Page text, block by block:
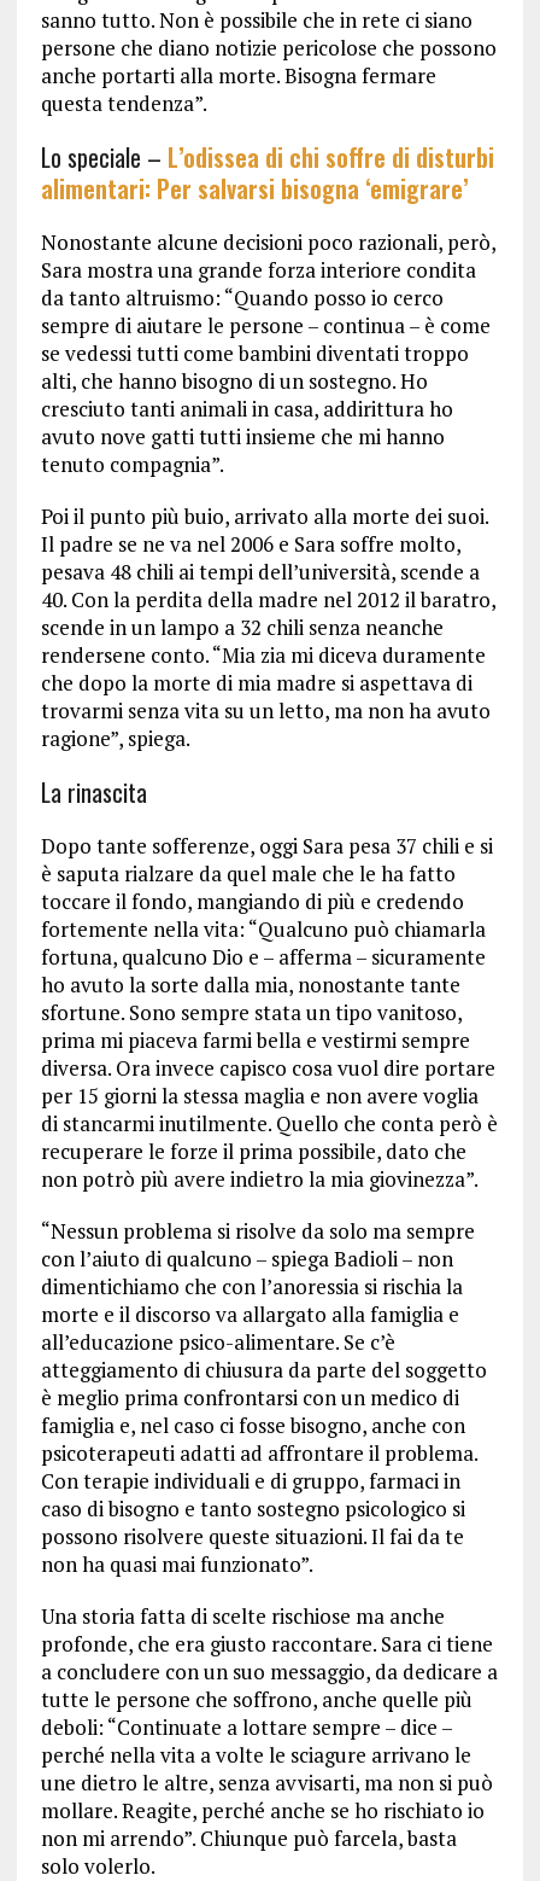
sanno tutto. Non è possibile che in rete ci siano
persone che diano notizie pericolose che possono
anche portarti alla morte. Bisogna fermare
questa tendenza”.
Lo speciale – L’odissea di chi soffre di disturbi
alimentari: Per salvarsi bisogna ‘emigrare’
Nonostante alcune decisioni poco razionali, però,
Sara mostra una grande forza interiore condita
da tanto altruismo: “Quando posso io cerco
sempre di aiutare le persone – continua – è come
se vedessi tutti come bambini diventati troppo
alti, che hanno bisogno di un sostegno. Ho
cresciuto tanti animali in casa, addirittura ho
avuto nove gatti tutti insieme che mi hanno
tenuto compagnia”.
Poi il punto più buio, arrivato alla morte dei suoi.
Il padre se ne va nel 2006 e Sara soffre molto,
pesava 48 chili ai tempi dell’università, scende a
40. Con la perdita della madre nel 2012 il baratro,
scende in un lampo a 32 chili senza neanche
rendersene conto. “Mia zia mi diceva duramente
che dopo la morte di mia madre si aspettava di
trovarmi senza vita su un letto, ma non ha avuto
ragione”, spiega.
La rinascita
Dopo tante sofferenze, oggi Sara pesa 37 chili e si
è saputa rialzare da quel male che le ha fatto
toccare il fondo, mangiando di più e credendo
fortemente nella vita: “Qualcuno può chiamarla
fortuna, qualcuno Dio e – afferma – sicuramente
ho avuto la sorte dalla mia, nonostante tante
sfortune. Sono sempre stata un tipo vanitoso,
prima mi piaceva farmi bella e vestirmi sempre
diversa. Ora invece capisco cosa vuol dire portare
per 15 giorni la stessa maglia e non avere voglia
di stancarmi inutilmente. Quello che conta però è
recuperare le forze il prima possibile, dato che
non potrò più avere indietro la mia giovinezza”.
“Nessun problema si risolve da solo ma sempre
con l’aiuto di qualcuno – spiega Badioli – non
dimentichiamo che con l’anoressia si rischia la
morte e il discorso va allargato alla famiglia e
all’educazione psico-alimentare. Se c’è
atteggiamento di chiusura da parte del soggetto
è meglio prima confrontarsi con un medico di
famiglia e, nel caso ci fosse bisogno, anche con
psicoterapeuti adatti ad affrontare il problema.
Con terapie individuali e di gruppo, farmaci in
caso di bisogno e tanto sostegno psicologico si
possono risolvere queste situazioni. Il fai da te
non ha quasi mai funzionato”.
Una storia fatta di scelte rischiose ma anche
profonde, che era giusto raccontare. Sara ci tiene
a concludere con un suo messaggio, da dedicare a
tutte le persone che soffrono, anche quelle più
deboli: “Continuate a lottare sempre – dice –
perché nella vita a volte le sciagure arrivano le
une dietro le altre, senza avvisarti, ma non si può
mollare. Reagite, perché anche se ho rischiato io
non mi arrendo”. Chiunque può farcela, basta
solo volerlo.